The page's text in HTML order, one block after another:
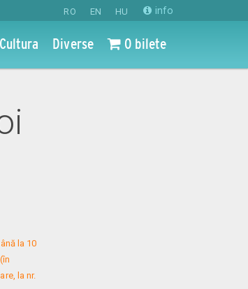
RO EN HU info
Cultura Diverse 0 bilete
la 10
la nr.